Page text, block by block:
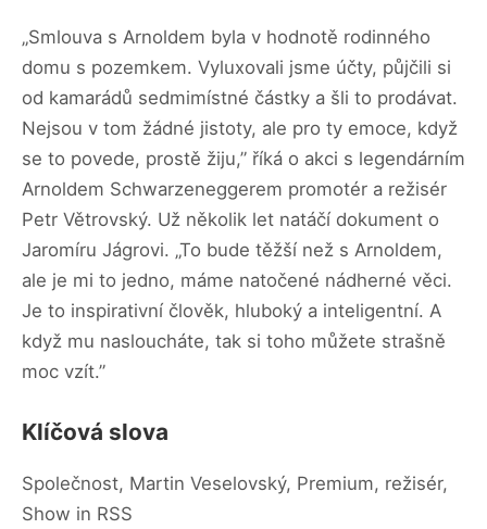
„Smlouva s Arnoldem byla v hodnotě rodinného
domu s pozemkem. Vyluxovali jsme účty, půjčili si
od kamarádů sedmimístné částky a šli to prodávat.
Nejsou v tom žádné jistoty, ale pro ty emoce, když
se to povede, prostě žiju,” říká o akci s legendárním
Arnoldem Schwarzeneggerem promotér a režisér
Petr Větrovský. Už několik let natáčí dokument o
Jaromíru Jágrovi. „To bude těžší než s Arnoldem,
ale je mi to jedno, máme natočené nádherné věci.
Je to inspirativní člověk, hluboký a inteligentní. A
když mu nasloucháte, tak si toho můžete strašně
moc vzít.”
Klíčová slova
Společnost, Martin Veselovský, Premium, režisér,
Show in RSS